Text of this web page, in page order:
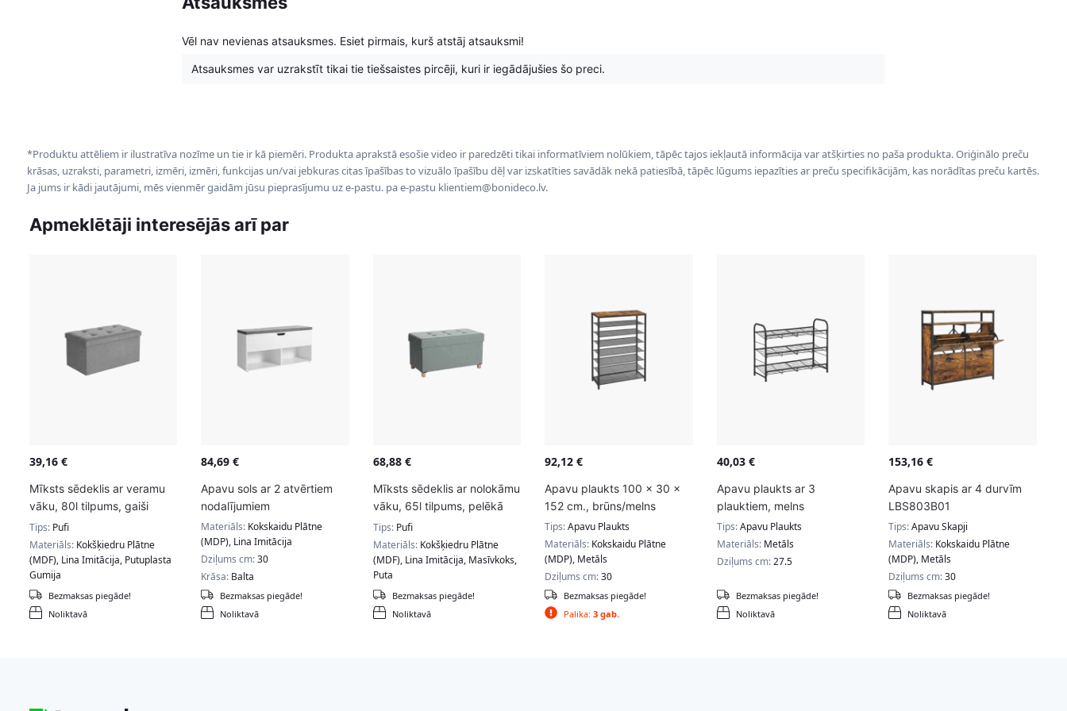
Vēl nav nevienas atsauksmes. Esiet pirmais, kurš atstāj atsauksmi!
Atsauksmes var uzrakstīt tikai tie tiešsaistes pircēji, kuri ir iegādājušies šo preci.
*Produktu attēliem ir ilustratīva nozīme un tie ir kā piemēri. Produkta aprakstā esošie video ir paredzēti tikai informatīviem nolūkiem, tāpēc tajos iekļautā informācija var atšķirties no paša produkta. Oriģinālo preču
krāsas, uzraksti, parametri, izmēri, izmēri, funkcijas un/vai jebkuras citas īpašības to vizuālo īpašību dēļ var izskatīties savādāk nekā patiesībā, tāpēc lūgums iepazīties ar preču specifikācijām, kas norādītas preču kartēs.
Ja jums ir kādi jautājumi, mēs vienmēr gaidām jūsu pieprasījumu uz e-pastu. pa e-pastu klientiem@bonideco.lv.
Apmeklētāji interesējās arī par
39,16 €
Mīksts sēdeklis ar veramu
vāku, 80l tilpums, gaiši
pelēkā krāsā
Tips: Pufi
Materiāls: Kokšķiedru Plātne
(MDF), Lina Imitācija, Putuplasta
Gumija
Dziļums cm:38
Noliktavā
Bezmaksas piegāde!
84,69€
Apavu sols ar 2 atvērtiem
nodalījumiem
Materiāls: Kokskaidu Plātne
(MDP), Lina Imitācija
Dziļums cm:30
Krāsa: Balta
Noliktavā
Bezmaksas piegāde!
68,88 €
Mīksts sēdeklis ar nolokāmu
vāku, 65l tilpums, pelēkā
krāsā
Tips: Pufi
Materiāls: Kokšķiedru Plātne
(MDF), Lina Imitācija, Masīvkoks,
Puta
Dziļums cm:38
Noliktavā
Bezmaksas piegāde!
92,12€
Apavu plaukts 100 x 30 x
152 cm., brūns/melns
Tips:Apavu Plaukts
Materiāls: Kokskaidu Plātne
(MDP), Metāls
Dziļums cm:30
Palika:3 gab.
Bezmaksas piegāde!
40,03 €
Apavu plaukts ar 3
plauktiem, melns
Tips:Apavu Plaukts
Materiāls: Metāls
Dziļums cm:27.5
Noliktavā
Bezmaksas piegāde!
153,16€
Apavu skapis ar 4 durvīm
LBS803B01
Tips:Apavu Skapji
Materiāls: Kokskaidu Plātne
(MDP), Metāls
Dziļums cm:30
Noliktavā
Bezmaksas piegāde!